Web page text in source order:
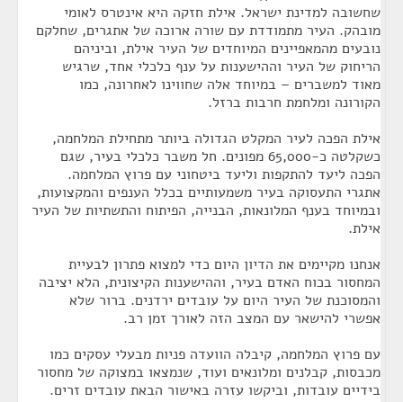
שחשובה למדינת ישראל. אילת חזקה היא אינטרס לאומי
מובהק. העיר מתמודדת עם שורה ארוכה של אתגרים, שחלקם
נובעים מהמאפיינים המיוחדים של העיר אילת, וביניהם
הריחוק של העיר וההישענות על ענף כלכלי אחד, שרגיש
מאוד למשברים – במיוחד אלה שחווינו לאחרונה, כמו
הקורונה ומלחמת חרבות ברזל.
אילת הפכה לעיר המקלט הגדולה ביותר מתחילת המלחמה,
כשקלטה כ-65,000 מפונים. חל משבר כלכלי בעיר, שגם
הפכה ליעד להתקפות וליעד ביטחוני עם פרוץ המלחמה.
אתגרי התעסוקה בעיר משמעותיים בכלל הענפים והמקצועות,
ובמיוחד בענף המלונאות, הבנייה, הפיתוח והתשתיות של העיר
אילת.
אנחנו מקיימים את הדיון היום כדי למצוא פתרון לבעיית
המחסור בכוח האדם בעיר, וההישענות הקיצונית, הלא יציבה
והמסוכנת של העיר היום על עובדים ירדנים. ברור שלא
אפשרי להישאר עם המצב הזה לאורך זמן רב.
עם פרוץ המלחמה, קיבלה הוועדה פניות מבעלי עסקים כמו
מכבסות, קבלנים ומלונאים ועוד, שנמצאו במצוקה של מחסור
בידיים עובדות, וביקשו עזרה באישור הבאת עובדים זרים.